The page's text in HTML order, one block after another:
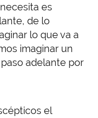
es
de lo
lo que va a
imaginar un
adelante por
el